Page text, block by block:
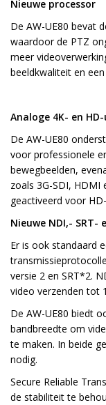
Nieuwe processor
De AW-UE80 bevat
waardoor de PTZ
meer
beeldkwaliteit en
Analoge 4K- en
De AW-UE80
voor professionele
bewegbeelden,
zoals 3G-SDI, HDMI
geactiveerd voor
Nieuwe NDI,- SRT-
Er is ook standaard
versie 2 en SRT*2.
video verzenden tot
De AW-UE80 biedt
bandbreedte om
te maken. In beide
nodig.
Secure Reliable
de stabiliteit te